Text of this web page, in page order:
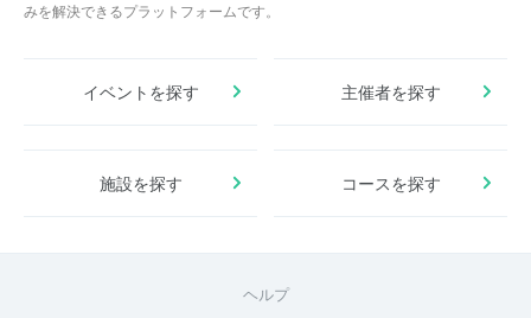
みを解決できるプラットフォームです。
イベントを探す 主催者を探す
施設を探す コースを探す
ヘルプ